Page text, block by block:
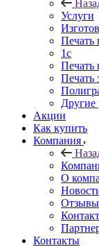
Услуги
Печать
1c
Печать
Печать
Другие
Акции
Как купить
Компания
О
Отзывы
Контакты